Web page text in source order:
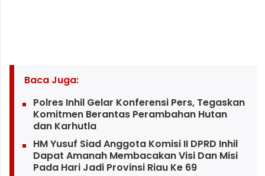
Baca Juga:
Polres Inhil Gelar Konferensi Pers, Tegaskan
Komitmen Berantas Perambahan Hutan
dan Karhutla
HM Yusuf Siad Anggota Komisi II DPRD Inhil
Dapat Amanah Membacakan Visi Dan Misi
Pada Hari Jadi Provinsi Riau Ke 69